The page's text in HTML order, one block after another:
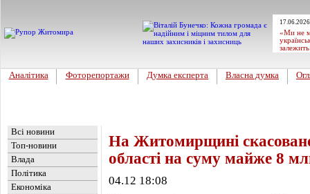
«Ми не
Аналітика Фоторепортажи Думка експерта Власна думка
Всі новини
Топ-новини
Влада
Політика
Економіка
На Житомирщині
області на суму майже 8
04.12 18:08